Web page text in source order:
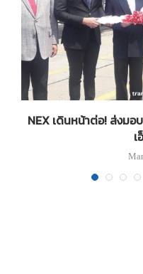
NEX เดินหน้าต่อ! ส่งมอ